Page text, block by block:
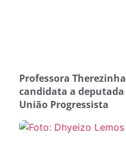
Professora
candidata a
União Progressista